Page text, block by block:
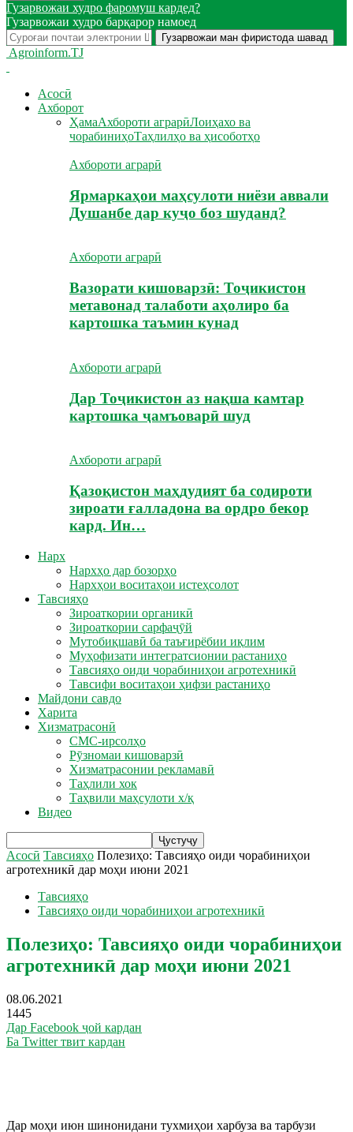
Гузарвожаи худро фаромуш кардед?
Гузарвожаи худро барқарор намоед
Agroinform.TJ
Асосӣ
Ахборот
ҲамаАхбороти аграрӣЛоиҳахо ва
чорабиниҳоТаҳлилҳо ва ҳисоботҳо
Ахбороти аграрӣ
Ярмаркаҳои маҳсулоти ниёзи аввали
Душанбе дар куҷо боз шуданд?
Ахбороти аграрӣ
Вазорати кишоварзӣ: Тоҷикистон
метавонад талаботи аҳолиро ба
картошка таъмин кунад
Ахбороти аграрӣ
Дар Тоҷикистон аз нақша камтар
картошка ҷамъоварӣ шуд
Ахбороти аграрӣ
Қазоқистон маҳдудият ба содироти
зироати ғалладона ва ордро бекор
кард. Ин…
Нарх
Нархҳо дар бозорҳо
Нархҳои воситаҳои истеҳсолот
Тавсияҳо
Зироаткории органикӣ
Зироаткории сарфаҷӯй
Мутобиқшавӣ ба таъғирёбии иқлим
Муҳофизати интегратсионии растаниҳо
Тавсияҳо оиди чорабиниҳои агротехникӣ
Тавсифи воситаҳои ҳифзи растаниҳо
Майдони савдо
Харита
Хизматрасонӣ
СМС-ирсолҳо
Рӯзномаи кишоварзӣ
Хизматрасонии рекламавӣ
Таҳлили хок
Таҳвили маҳсулоти х/қ
Видео
Асосӣ Тавсияҳо Полезиҳо: Тавсияҳо оиди чорабиниҳои
агротехникӣ дар моҳи июни 2021
Тавсияҳо
Тавсияҳо оиди чорабиниҳои агротехникӣ
Полезиҳо: Тавсияҳо оиди чорабиниҳои
агротехникӣ дар моҳи июни 2021
08.06.2021
1445
Дар Facebook ҷой кардан
Ба Twitter твит кардан
Дар моҳи июн шинонидани тухмиҳои харбуза ва тарбузи